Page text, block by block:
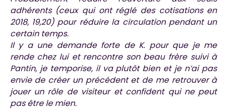
adhérents (ceux qui ont réglé des cotisations en
2018, 19,20) pour réduire la circulation pendant un
certain temps.
Il y a une demande forte de K. pour que je me
rende chez lui et rencontre son beau frère suivi à
Pantin, je temporise, il va plutôt bien et je n’ai pas
envie de créer un précédent et de me retrouver à
jouer un rôle de visiteur et confident qui ne peut
pas être le mien.